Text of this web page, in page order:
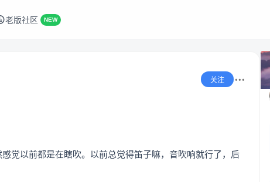
老版社区 NEW
关注
觉以前都是在瞎吹。以前总觉得笛子嘛，音吹响就行了，后